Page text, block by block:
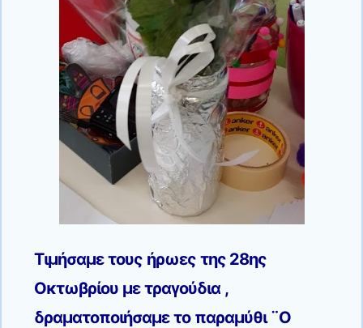
Τιμήσαμε τους ήρωες της 28ης
Οκτωβρίου με τραγούδια ,
δραματοποιήσαμε το παραμύθι ¨Ο